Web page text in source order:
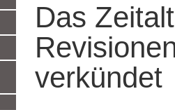
Das
verkündet